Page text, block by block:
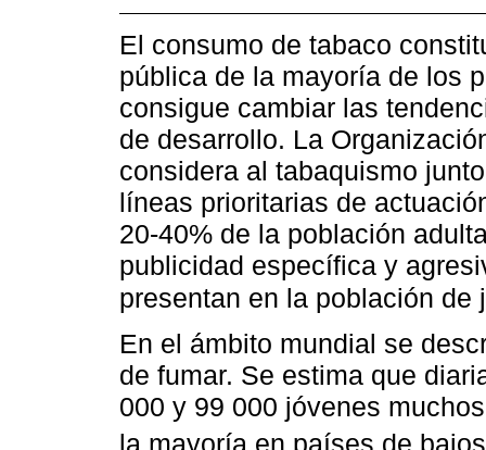
El consumo de tabaco
pública de la mayoría de los
consigue cambiar las
de desarrollo. La
considera al tabaquismo
líneas prioritarias de
20-40% de la población
publicidad específica y
presentan en la población
En el ámbito mundial se
de fumar. Se estima que
000 y 99 000 jóvenes